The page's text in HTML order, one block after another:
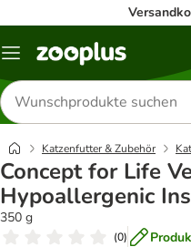
Menü
Produkte
suchen
Katzenfutter & Zubehör
Concept for Life
Hypoallergenic
350 g
(0)